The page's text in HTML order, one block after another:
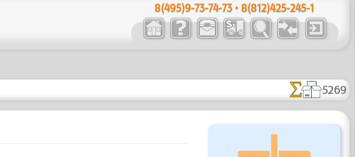
8(495)9-73-74-73 • 8(812)425-245-1
5269